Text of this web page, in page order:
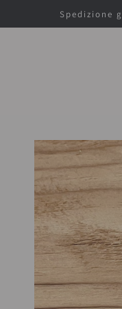
PASSA AL
CONTENUTOSpedizione
PASSA
SUL